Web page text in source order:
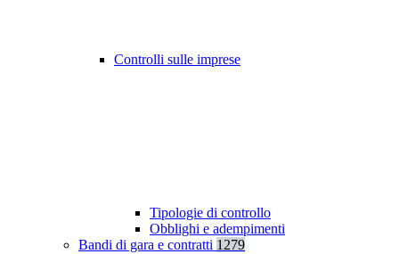
Controlli sulle imprese
Tipologie di controllo
Obblighi e adempimenti
Bandi di gara e contratti 1279